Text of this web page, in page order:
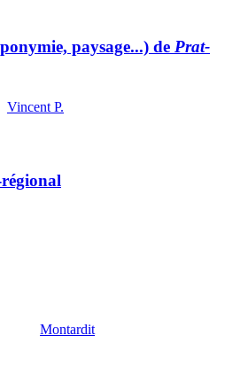
paysage...) de Prat-
Vincent P.
Montardit